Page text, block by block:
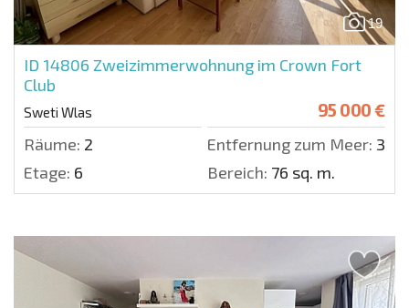
19
ID 14806 Zweizimmerwohnung im Crown Fort
Club
Sweti Wlas 95 000 €
Räume: 2 Entfernung zum Meer: 300
Etage: 6 Bereich: 76 sq. m.